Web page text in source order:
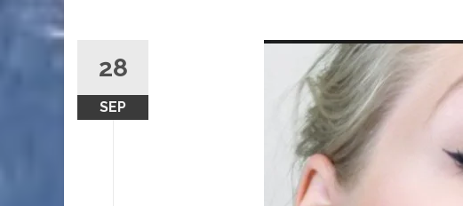
28
SEP